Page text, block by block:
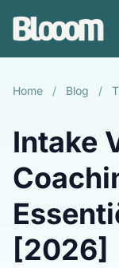
Home / Blog /
Intake
[2026]